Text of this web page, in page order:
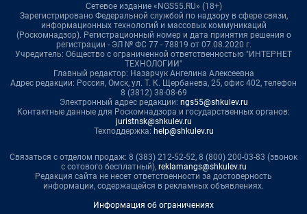
Сетевое издание «NGS55.RU» (18+)
Зарегистрировано Федеральной службой по надзору в сфере связи,
информационных технологий и массовых коммуникаций
(Роскомнадзор). Регистрационный номер и дата принятия решения о
регистрации - ЭЛ № ФС 77 - 78819 от 07.08.2020 г.
Учредитель: Общество с ограниченной ответственностью "ИНТЕРНЕТ
ТЕХНОЛОГИИ"
Главный редактор: Назарчук Ангелина Алексеевна
Адрес редакции: Россия, Омск, ул. Т. К. Щербанева, 25, офис 402, телефон
8 (3812) 38-08-69
Электронный адрес редакции: ngs55@shkulev.ru
Контактные данные для Роскомнадзора и государственных органов:
juristnsk@shkulev.ru
Техподдержка: help@shkulev.ru
Связаться с отделом продаж: 8 (383) 212-52-52, 8 (800) 200-03-83 (звонок
с сотового бесплатный), reklamangs@shkulev.ru
Редакция сайта не несет ответственности за достоверность
информации, содержащейся в рекламных объявлениях.
Информация об ограничениях